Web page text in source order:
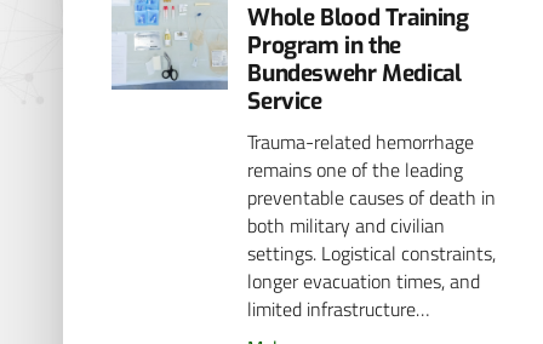
Whole Blood Training
Program in the
Bundeswehr Medical
Service
Trauma-related hemorrhage
remains one of the leading
preventable causes of death in
both military and civilian
settings. Logistical constraints,
longer evacuation times, and
limited infrastructure…